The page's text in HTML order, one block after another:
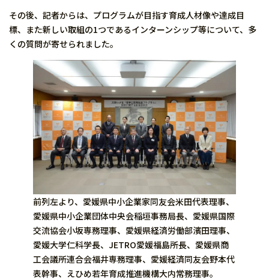
その後、記者からは、プログラムが目指す育成人材像や達成目
標、また新しい取組の1つであるインターンシップ等について、多
くの質問が寄せられました。
前列左より、愛媛県中小企業家同友会米田代表理事、
愛媛県中小企業団体中央会稲垣事務局長、愛媛県国際
交流協会小坂専務理事、愛媛県経済労働部濱田理事、
愛媛大学仁科学長、JETRO愛媛福島所長、愛媛県商
工会議所連合会福井専務理事、愛媛経済同友会野本代
表幹事、えひめ若年育成推進機構大内常務理事。